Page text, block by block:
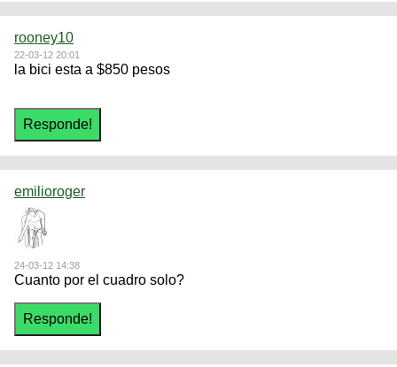
rooney10
22-03-12 20:01
la bici esta a $850 pesos
emilioroger
24-03-12 14:38
Cuanto por el cuadro solo?